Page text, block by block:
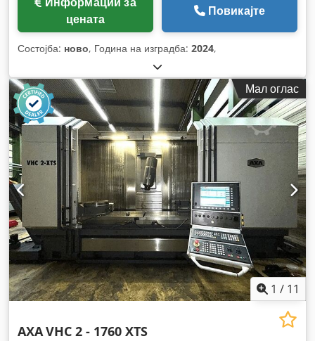
цената
Повикајте
Состојба: ново, Година на изградба: 2024,
Мал оглас
1 / 11
AXAVHC 2 - 1760 XTS